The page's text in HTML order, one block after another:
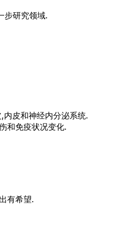
步研究领域.
皮和神经内分泌系统.
和免疫状况变化.
有希望.